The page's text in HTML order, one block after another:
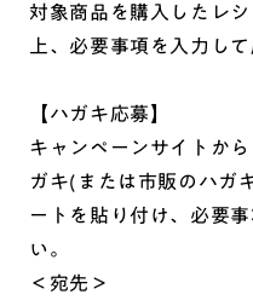
対象商品を購入したレ
上、必要事項を入力し
【ハガキ応募】
キャンペーンサイトか
ガキ(または市販のハガ
ートを貼り付け、必要
い。
＜宛先＞